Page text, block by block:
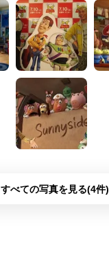
すべての写真を見る(4件)